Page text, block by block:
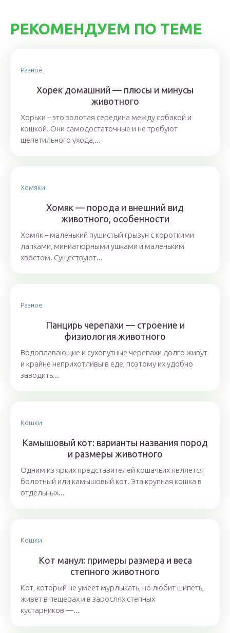
РЕКОМЕНДУЕМ ПО ТЕМЕ
Разное
Хорек домашний — плюсы и минусы
животного
Хорьки – это золотая середина между собакой и
кошкой. Они самодостаточные и не требуют
щепетильного ухода,...
Хомяки
Хомяк — порода и внешний вид
животного, особенности
Хомяк – маленький пушистый грызун с короткими
лапками, миниатюрными ушками и маленьким
хвостом. Существуют...
Разное
Панцирь черепахи — строение и
физиология животного
Водоплавающие и сухопутные черепахи долго живут
и крайне неприхотливы в еде, поэтому их удобно
заводить...
Кошки
Камышовый кот: варианты названия пород
и размеры животного
Одним из ярких представителей кошачьих является
болотный или камышовый кот. Эта крупная кошка в
отдельных...
Кошки
Кот манул: примеры размера и веса
степного животного
Кот, который не умеет мурлыкать, но любит шипеть,
живет в пещерах и в зарослях степных
кустарников —...